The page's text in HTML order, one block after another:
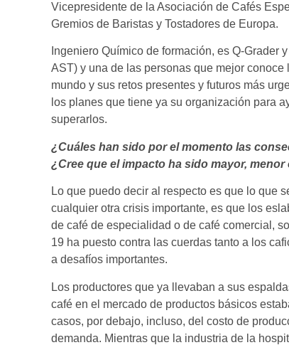
Vicepresidente de la Asociación de Cafés
Gremios de Baristas y Tostadores de Europa.
Ingeniero Químico de formación, es Q-Grader
AST) y una de las personas que mejor
mundo y sus retos presentes y futuros más
los planes que tiene ya su organización para
superarlos.
¿Cuáles han sido por el momento las
¿Cree que el impacto ha sido mayor,
Lo que puedo decir al respecto es que lo que
cualquier otra crisis importante, es que los
de café de especialidad o de café comercial,
19 ha puesto contra las cuerdas tanto a los
a desafíos importantes.
Los productores que ya llevaban a sus
café en el mercado de productos básicos
casos, por debajo, incluso, del costo de
demanda. Mientras que la industria de la